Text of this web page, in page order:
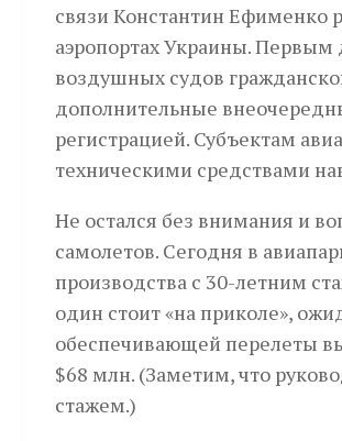
связи Константин Ефименко
аэропортах Украины. Первым
воздушных судов
дополнительные
регистрацией. Субъектам
техническими средствами
Не остался без внимания и
самолетов. Сего­дня в
производства с 30-летним
один стоит «на приколе»,
обеспечивающей перелеты
$68 млн. (Заметим, что
стажем.)